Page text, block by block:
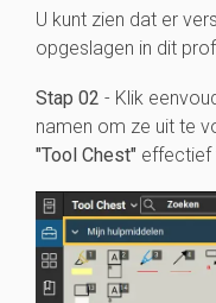
U kunt zien dat er
opgeslagen in dit
Stap 02 - Klik
namen om ze uit te
"Tool Chest" effectief